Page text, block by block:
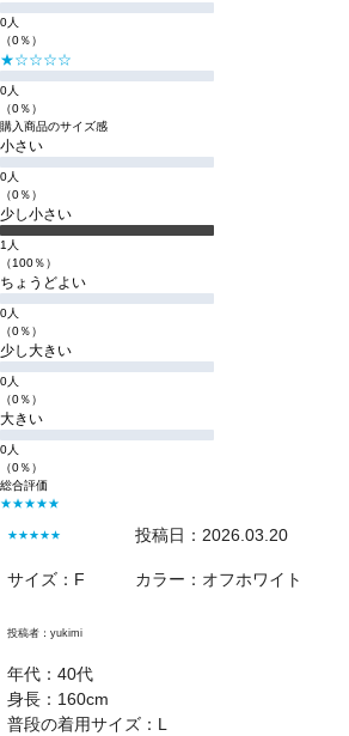
0人
（0％）
★☆☆☆☆
0人
（0％）
購入商品のサイズ感
小さい
0人
（0％）
少し小さい
1人
（100％）
ちょうどよい
0人
（0％）
少し大きい
0人
（0％）
大きい
0人
（0％）
総合評価
★★★★★
★★★★★ 投稿日：2026.03.20
サイズ：F カラー：オフホワイト
投稿者：yukimi
年代：40代
身長：160cm
普段の着用サイズ：L